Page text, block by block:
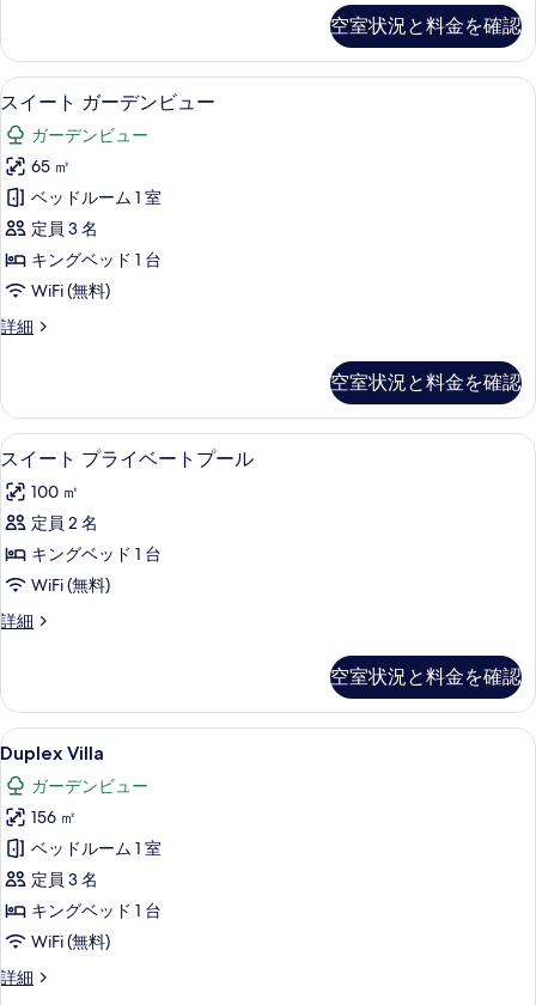
プ
ラ
イ
ベ
ー
ト
プ
ー
ル
の
て
の
写
真
を
表
示
す
ベ
ッ
ド
ー
ム
プ
ラ
イ
ベ
ー
ト
ー
詳
細
空室状況と料金を確認
ス
イ
ー
ト
ガ
ー
デ
ン
ビ
ー
の
す
べ
て
の
写
真
示
す
る
スイート ガーデンビュー | 高級寝具
8
スイート ガーデンビュー
ガーデンビュー
65 ㎡
ベッドルーム 1 室
定員 3 名
キングベッド 1 台
WiFi (無料)
詳細
ス
ガ
ー
デ
ビ
ュ
の
詳
空室状況と料金を確認
ス
イ
ー
ト
プ
ラ
イ
ー
ト
プ
ー
ル
の
す
べ
て
の
スイート プライベートプール | 高級
9
スイート プライベートプール
100 ㎡
定員 2 名
キングベッド 1 台
WiFi (無料)
詳細
ス
プ
ラ
イ
ー
ト
プ
ー
ル
の
詳
細
空室状況と料金を確認
Duplex
Villa
の
す
べ
て
の
写
真
Duplex Villa | 高級寝具、ミニバー、
11
Duplex Villa
ガーデンビュー
156 ㎡
ベッドルーム 1 室
定員 3 名
キングベッド 1 台
WiFi (無料)
詳細
Duplex